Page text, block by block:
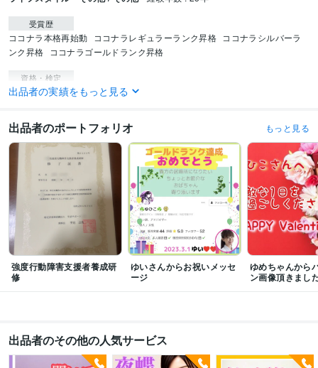
受賞歴
ココナラ本格再始動 ココナラレギュラーランク昇格 ココナラシルバーラ
ンク昇格
ココナラゴールドランク昇格
資格・検定
児童指導員 取得年 : 2017年
児童指導員任用資格
得意分野
占い 総合占い 相手の気持ち占い じっくり恋愛占い お子さんの気持ち占
スピリチュアル 占い タロット オラクルカード リーディング 鑑定
悩み相談・カウンセリング 発達育児相談 話し相手 悩み相談 愚痴聞き
夜職の私とお話
発達障害 ADHD ASD 発達育児 悩み 人間不信
療育
毒親
出品者の実績をもっと見る
出品者のポートフォリオ もっと見る
強度行動障害支援者養成研
修
ゆいさんからお祝いメッセ
ージ
ゆめちゃんから
ン画像頂きまし
出品者のその他の人気サービス